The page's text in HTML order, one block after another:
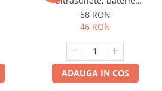
reincarcabila 90mAh
58 RON
46 RON
ADAUGA IN COS